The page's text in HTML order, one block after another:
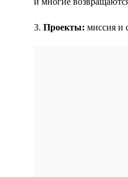
3. Проекты: миссия и